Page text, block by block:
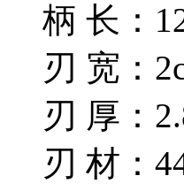
柄 长：
刃 宽：
刃 厚：
刃 材：